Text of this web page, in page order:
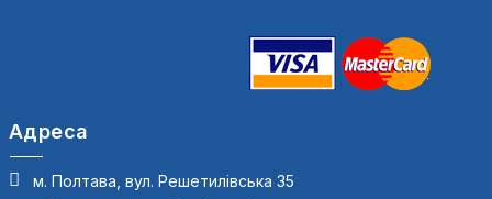
Адреса
м. Полтава, вул. Решетилівська 35